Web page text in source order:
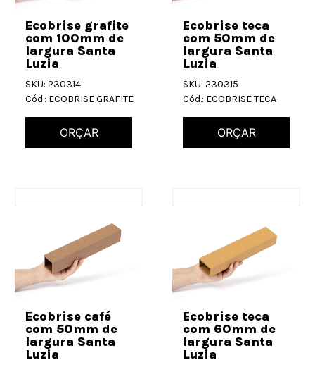
Ecobrise grafite
com 100mm de
largura Santa
Luzia
SKU: 230314
Cód.: ECOBRISE GRAFITE
ORÇAR
Ecobrise teca
com 50mm de
largura Santa
Luzia
SKU: 230315
Cód.: ECOBRISE TECA
ORÇAR
Ecobrise café
com 50mm de
largura Santa
Luzia
Ecobrise teca
com 60mm de
largura Santa
Luzia